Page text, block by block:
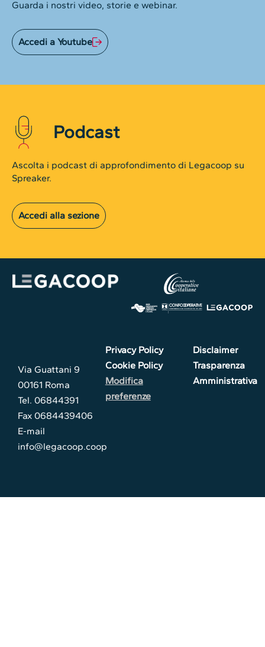
Guarda i nostri video, storie e webinar.
Accedi a Youtube
Podcast
Ascolta i podcast di approfondimento di Legacoop su
Spreaker.
Accedi alla sezione
Via Guattani 9
00161 Roma
Tel. 06844391
Fax 0684439406
E-mail
info@legacoop.coop
Privacy Policy
Cookie Policy
Modifica
preferenze
Disclaimer
Trasparenza
Amministrativa